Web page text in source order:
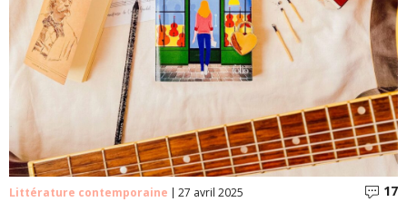
Littérature contemporaine 27 avril 2025 17